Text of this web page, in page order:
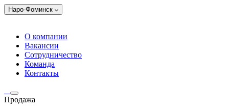
Наро-Фоминск
О компании
Вакансии
Сотрудничество
Команда
Контакты
Продажа